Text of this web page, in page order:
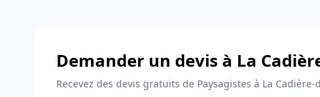
Demander un devis à La
Recevez des devis gratuits de Paysagistes à La Cadière-